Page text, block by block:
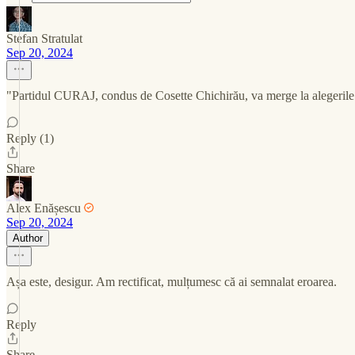
Stefan Stratulat
Sep 20, 2024
"Partidul CURAJ, condus de Cosette Chichirău, va merge la
Reply (1)
Share
Alex Enășescu
Sep 20, 2024
Author
Așa este, desigur. Am rectificat, mulțumesc că ai semnalat eroarea.
Reply